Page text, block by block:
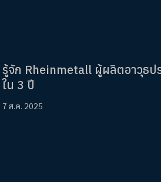
รู้จัก Rheinmetall ผู้ผลิตอาวุธป
ใน 3 ปี
7 ส.ค. 2025